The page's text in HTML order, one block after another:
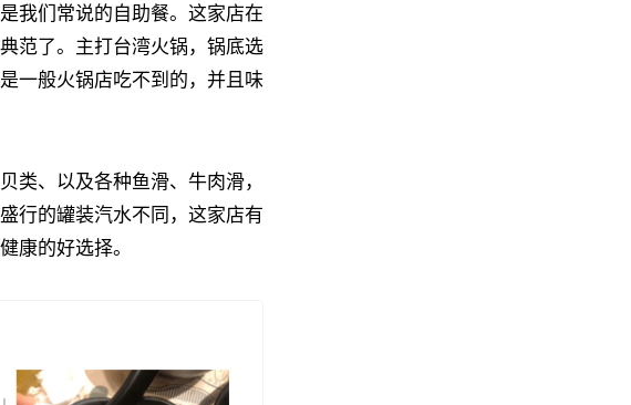
我们常说的自助餐。这家店在
范了。主打台湾火锅，锅底选
一般火锅店吃不到的，并且味
类、以及各种鱼滑、牛肉滑，
行的罐装汽水不同，这家店有
康的好选择。